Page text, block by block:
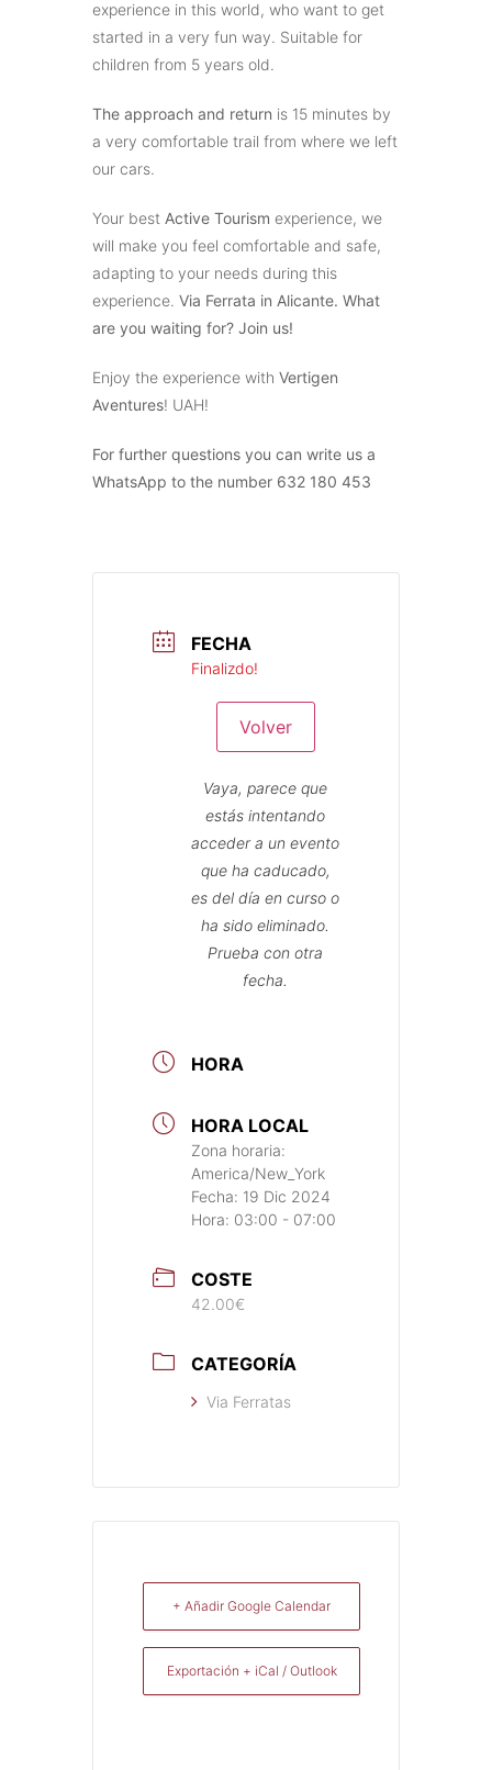
experience in this world, who want to get
started in a very fun way. Suitable for
children from 5 years old.
The approach and return is 15 minutes by
a very comfortable trail from where we left
our cars.
Your best Active Tourism experience, we
will make you feel comfortable and safe,
adapting to your needs during this
experience. Via Ferrata in Alicante. What
are you waiting for? Join us!
Enjoy the experience with Vertigen
Aventures! UAH!
For further questions you can write us a
WhatsApp to the number 632 180 453
FECHA
Finalizdo!
Volver
Vaya, parece que
estás intentando
acceder a un evento
que ha caducado,
es del día en curso o
ha sido eliminado.
Prueba con otra
fecha.
HORA
HORA LOCAL
Zona horaria:
America/New_York
Fecha: 19 Dic 2024
Hora: 03:00 - 07:00
COSTE
42.00€
CATEGORÍA
Via Ferratas
+ Añadir Google Calendar
Exportación + iCal / Outlook